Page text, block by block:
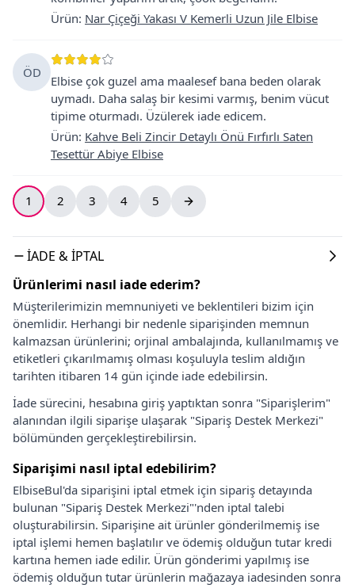
Ürün: Nar Çiçeği Yakası V Kemerli Uzun Jile Elbise
ÖD
Elbise çok guzel ama maalesef bana beden olarak
uymadı. Daha salaş bir kesimi varmış, benim vücut
tipime oturmadı. Üzülerek iade edicem.
Ürün: Kahve Beli Zincir Detaylı Önü Fırfırlı Saten
Tesettür Abiye Elbise
1 2 3 4 5
İADE & İPTAL
Ürünlerimi nasıl iade ederim?
Müşterilerimizin memnuniyeti ve beklentileri bizim için
önemlidir. Herhangi bir nedenle siparişinden memnun
kalmazsan ürünlerini; orjinal ambalajında, kullanılmamış ve
etiketleri çıkarılmamış olması koşuluyla teslim aldığın
tarihten itibaren 14 gün içinde iade edebilirsin.
İade sürecini, hesabına giriş yaptıktan sonra "Siparişlerim"
alanından ilgili siparişe ulaşarak "Sipariş Destek Merkezi"
bölümünden gerçekleştirebilirsin.
Siparişimi nasıl iptal edebilirim?
ElbiseBul'da siparişini iptal etmek için sipariş detayında
bulunan "Sipariş Destek Merkezi"'nden iptal talebi
oluşturabilirsin. Siparişine ait ürünler gönderilmemiş ise
iptal işlemi hemen başlatılır ve ödemiş olduğun tutar kredi
kartına hemen iade edilir. Ürün gönderimi yapılmış ise
ödemiş olduğun tutar ürünlerin mağazaya iadesinden sonra